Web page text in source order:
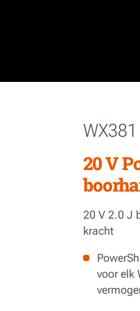
WX381
20 V
20 V 2.0 J
kracht
voor elk